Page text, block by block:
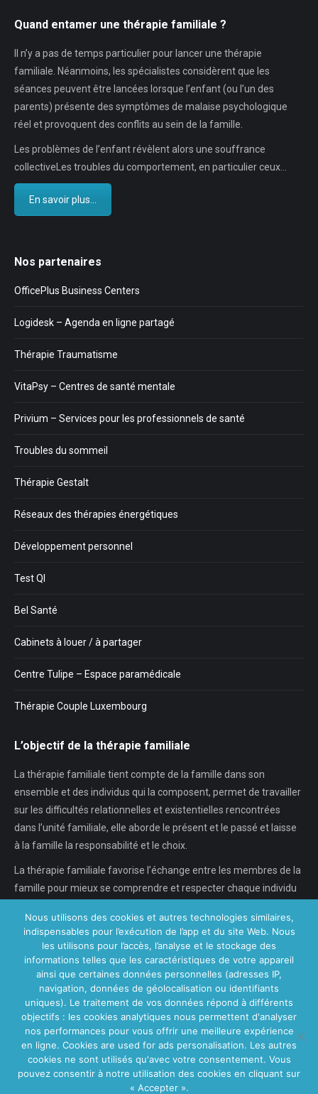
Quand entamer une thérapie familiale ?
Il n’y a pas de temps particulier pour lancer une thérapie
familiale. Néanmoins, les spécialistes considèrent que les
séances peuvent être lancées lorsque l’enfant (ou l’un des
parents) présente des symptômes de malaise psychologique
réel et provoquent des conflits au sein de la famille.
Les problèmes de l’enfant révèlent alors une souffrance
collectiveLes troubles du comportement, en particulier ceux…
En savoir plus...
Nos partenaires
OfficePlus Business Centers
Logidesk – Agenda en ligne partagé
Thérapie Traumatisme
VitaPsy – Centres de santé mentale
Privium – Services pour les professionnels de santé
Troubles du sommeil
Thérapie Gestalt
Réseaux des thérapies énergétiques
Développement personnel
Test QI
Bel Santé
Cabinets à louer / à partager
Centre Tulipe – Espace paramédicale
Thérapie Couple Luxembourg
L’objectif de la thérapie familiale
La thérapie familiale tient compte de la famille dans son
ensemble et des individus qui la composent, permet de travailler
sur les difficultés relationnelles et existentielles rencontrées
dans l’unité familiale, elle aborde le présent et le passé et laisse
à la famille la responsabilité et le choix.
La thérapie familiale favorise l’échange entre les membres de la
famille pour mieux se comprendre et respecter chaque individu
En savoir plus...
Nos Centres
Centre VitaPsy Bruxelles
Nous utilisons des cookies et autres technologies similaires,
indispensables pour l’exécution de l’app et du site Web. Nous
les utilisons pour l’accès, l’analyse et le stockage des
informations telles que les caractéristiques de votre appareil
ainsi que certaines données personnelles (adresses IP,
navigation, données de géolocalisation ou identifiants
uniques). Le traitement de vos données répond à différents
objectifs : les cookies analytiques nous permettent d'analyser
nos performances pour vous offrir une meilleure expérience
en ligne. Cookies are used for ads personalisation. Les autres
cookies ne sont utilisés qu'avec votre consentement. Vous
pouvez consentir à notre utilisation des cookies en cliquant sur
« Accepter ».